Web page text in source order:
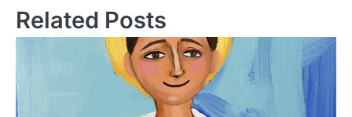
Related Posts